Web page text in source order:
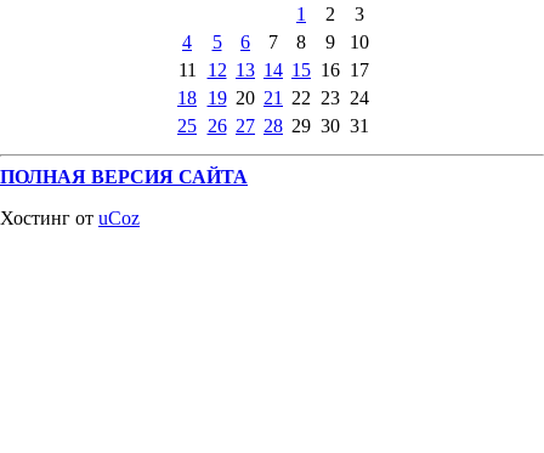
1
2
3
4
5 6 7 8 9
10
11
12 13 14 15 16 17
18 19 20 21 22 23 24
25 26 27 28 29 30 31
ПОЛНАЯ ВЕРСИЯ САЙТА
Хостинг от uCoz